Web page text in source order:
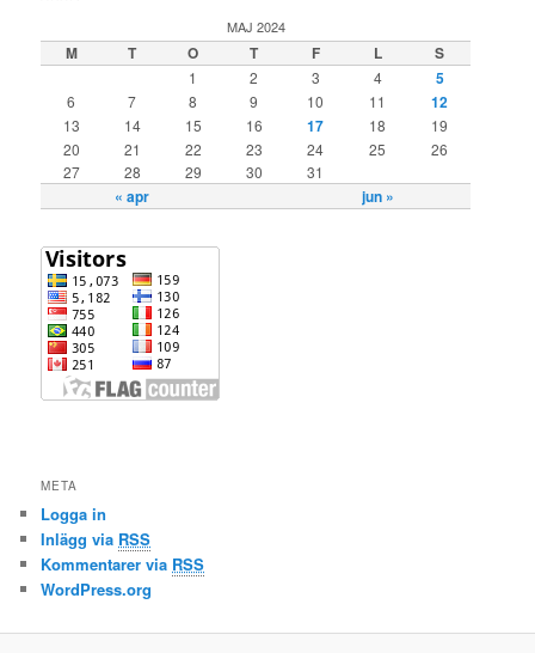
MAJ 2024
M T O T F L S
« apr jun »
1 2 3 4 5
6 7 8 9 10 11 12
13 14 15 16 17 18
19
20
21 22 23 24 25
26
27
28 29 30 31
META
Logga in
Inlägg via RSS
Kommentarer via RSS
WordPress.org